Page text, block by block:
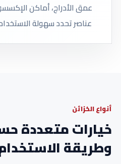
عمق الأدراج، أماكن
عناصر تحدد سهولة
أنواع الخزائن
خيارات متعددة
وطريقة